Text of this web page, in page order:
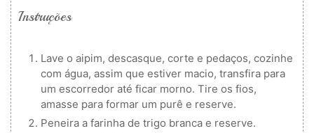
Instruções
Lave o aipim, descasque, corte e pedaços, cozinhe
com água, assim que estiver macio, transfira para
um escorredor até ficar morno. Tire os fios,
amasse para formar um purê e reserve.
Peneira a farinha de trigo branca e reserve.